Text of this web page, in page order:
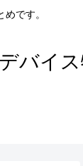
です。
バイ